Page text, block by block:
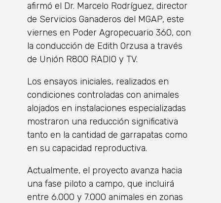
afirmó el Dr. Marcelo Rodríguez, director
de Servicios Ganaderos del MGAP, este
viernes en Poder Agropecuario 360, con
la conducción de Edith Orzusa a través
de Unión R800 RADIO y TV.
Los ensayos iniciales, realizados en
condiciones controladas con animales
alojados en instalaciones especializadas
mostraron una reducción significativa
tanto en la cantidad de garrapatas como
en su capacidad reproductiva.
Actualmente, el proyecto avanza hacia
una fase piloto a campo, que incluirá
entre 6.000 y 7.000 animales en zonas